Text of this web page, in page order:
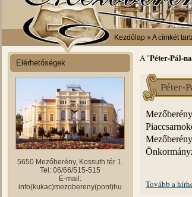
Kezdőlap » A címkét
Elérhetőségek
5650 Mezőberény, Kossuth tér 1.
Tel: 06/66/515-515
E-mail:
info(kukac)mezobereny(pont)hu
A "Péter-Pál-
Péter-
Tovább a